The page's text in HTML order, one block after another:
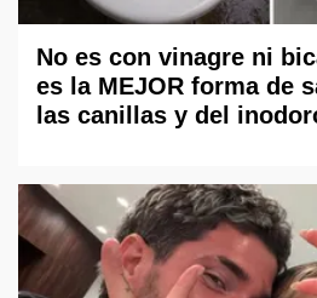
No es con vinagre ni
es la MEJOR forma de
las canillas y del